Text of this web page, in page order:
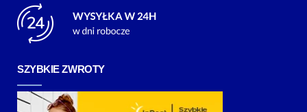
SZYBKIE ZWROTY